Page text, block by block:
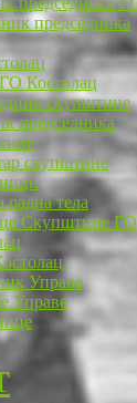
председника
Костолац
скупштине
председника
скупштине
радна тела
Скупштине ГО
Управе
Управе